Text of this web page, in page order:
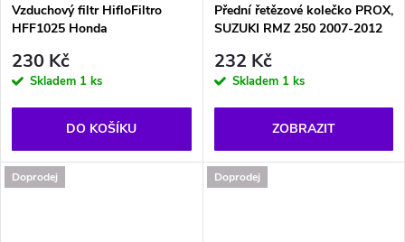
Vzduchový filtr HifloFiltro
HFF1025 Honda
230 Kč
Skladem 1 ks
DO KOŠÍKU
Přední řetězové kolečko PROX,
SUZUKI RMZ 250 2007-2012
232 Kč
Skladem 1 ks
ZOBRAZIT
Doprodej Doprodej